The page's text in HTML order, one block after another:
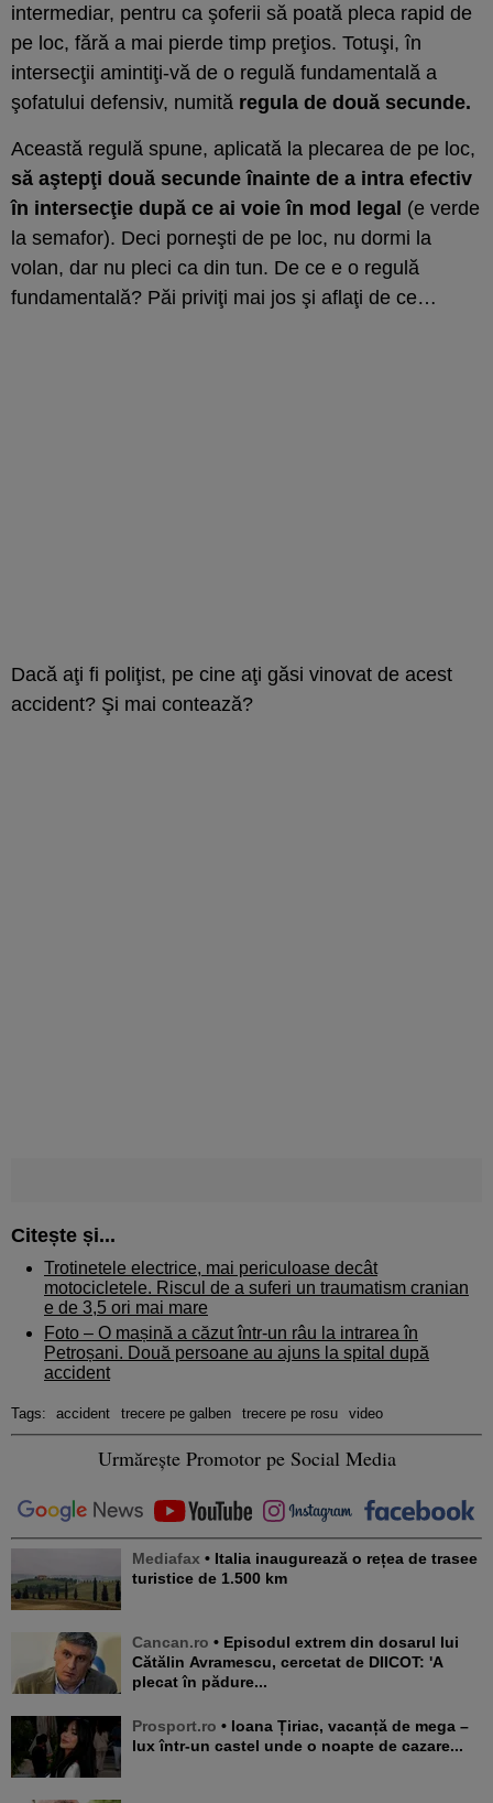
intermediar, pentru ca şoferii să poată pleca rapid de
pe loc, fără a mai pierde timp preţios. Totuşi, în
intersecţii amintiţi-vă de o regulă fundamentală a
şofatului defensiv, numită regula de două secunde.
Această regulă spune, aplicată la plecarea de pe loc,
să aştepţi două secunde înainte de a intra efectiv
în intersecţie după ce ai voie în mod legal (e verde
la semafor). Deci porneşti de pe loc, nu dormi la
volan, dar nu pleci ca din tun. De ce e o regulă
fundamentală? Păi priviţi mai jos şi aflaţi de ce…
Dacă aţi fi poliţist, pe cine aţi găsi vinovat de acest
accident? Şi mai contează?
Citește și...
Trotinetele electrice, mai periculoase decât
motocicletele. Riscul de a suferi un traumatism cranian
e de 3,5 ori mai mare
Foto – O mașină a căzut într-un râu la intrarea în
Petroșani. Două persoane au ajuns la spital după
accident
Tags: accident trecere pe galben trecere pe rosu video
Urmărește Promotor pe Social Media
Mediafax • Italia inaugurează o rețea de trasee
turistice de 1.500 km
Cancan.ro • Episodul extrem din dosarul lui
Cătălin Avramescu, cercetat de DIICOT: 'A
plecat în pădure...
Prosport.ro • Ioana Țiriac, vacanță de mega –
lux într-un castel unde o noapte de cazare...